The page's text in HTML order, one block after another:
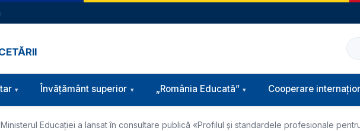
Învățământ superior „România Educată” Cooperare
Educației a lansat în consultare publică «Profilul și standardele profesionale